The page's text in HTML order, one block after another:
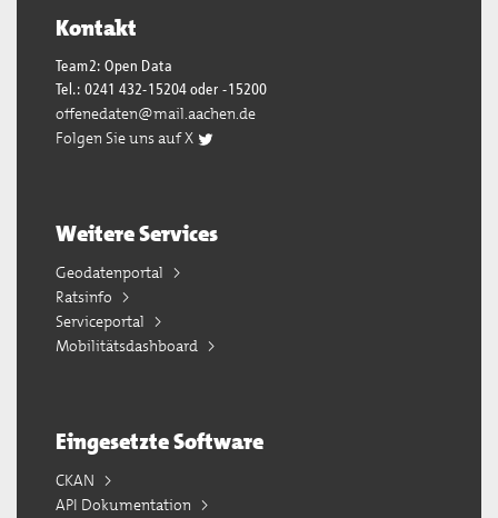
Kontakt
Team2: Open Data
Tel.: 0241 432-15204 oder -15200
offenedaten@mail.aachen.de
Folgen Sie uns auf X
Weitere Services
Geodatenportal
Ratsinfo
Serviceportal
Mobilitätsdashboard
Eingesetzte Software
CKAN
API Dokumentation